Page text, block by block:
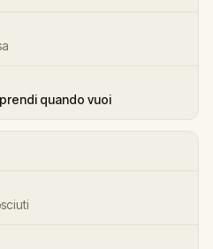
quando vuoi